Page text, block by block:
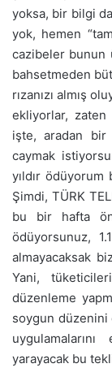
yoksa, bir bilgi
yok, hemen
cazibeler bunun
bahsetmeden
rızanızı almış
ekliyorlar, zaten
işte, aradan
caymak
yıldır
Şimdi, TÜRK
bu bir hafta
ödüyorsunuz,
almayacaksak
Yani,
düzenleme
soygun
yarayacak bu